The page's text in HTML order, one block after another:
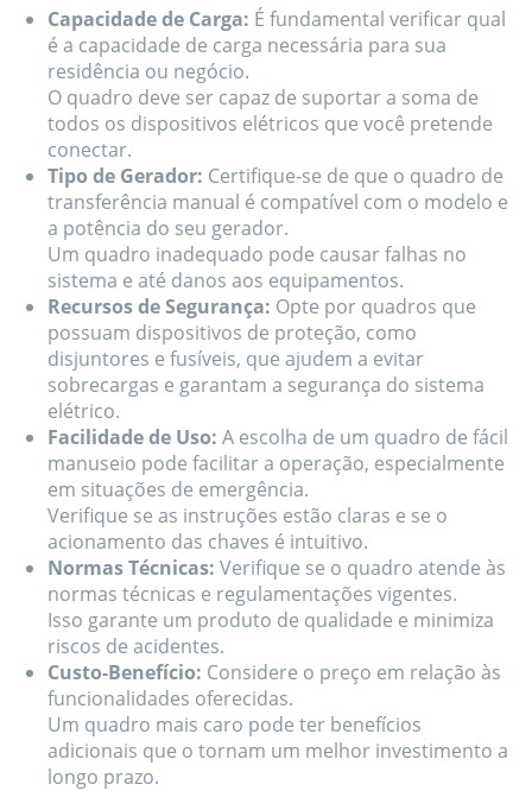
Capacidade de Carga: É fundamental verificar qual
é a capacidade de carga necessária para sua
residência ou negócio.
O quadro deve ser capaz de suportar a soma de
todos os dispositivos elétricos que você pretende
conectar.
Tipo de Gerador: Certifique-se de que o quadro de
transferência manual é compatível com o modelo e
a potência do seu gerador.
Um quadro inadequado pode causar falhas no
sistema e até danos aos equipamentos.
Recursos de Segurança: Opte por quadros que
possuam dispositivos de proteção, como
disjuntores e fusíveis, que ajudem a evitar
sobrecargas e garantam a segurança do sistema
elétrico.
Facilidade de Uso: A escolha de um quadro de fácil
manuseio pode facilitar a operação, especialmente
em situações de emergência.
Verifique se as instruções estão claras e se o
acionamento das chaves é intuitivo.
Normas Técnicas: Verifique se o quadro atende às
normas técnicas e regulamentações vigentes.
Isso garante um produto de qualidade e minimiza
riscos de acidentes.
Custo-Benefício: Considere o preço em relação às
funcionalidades oferecidas.
Um quadro mais caro pode ter benefícios
adicionais que o tornam um melhor investimento a
longo prazo.